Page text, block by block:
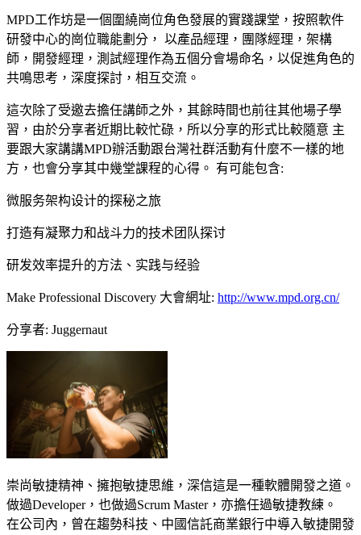
MPD工作坊是一個圍繞崗位角色發展的實踐課堂，按照軟件
研發中心的崗位職能劃分， 以產品經理，團隊經理，架構
師，開發經理，測試經理作為五個分會場命名，以促進角色的
共鳴思考，深度探討，相互交流。
這次除了受邀去擔任講師之外，其餘時間也前往其他場子學
習，由於分享者近期比較忙碌，所以分享的形式比較隨意 主
要跟大家講講MPD辦活動跟台灣社群活動有什麼不一樣的地
方，也會分享其中幾堂課程的心得。 有可能包含:
微服务架构设计的探秘之旅
打造有凝聚力和战斗力的技术团队探讨
研发效率提升的方法、实践与经验
Make Professional Discovery 大會網址: http://www.mpd.org.cn/
分享者: Juggernaut
崇尚敏捷精神、擁抱敏捷思維，深信這是一種軟體開發之道。
做過Developer，也做過Scrum Master，亦擔任過敏捷教練。
在公司內，曾在趨勢科技、中國信託商業銀行中導入敏捷開發